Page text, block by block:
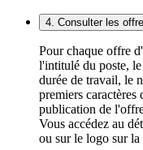
4. Consulter les
Pour chaque offre
l'intitulé du poste,
durée de travail, le
premiers
publication de
Vous accédez au
ou sur le logo sur